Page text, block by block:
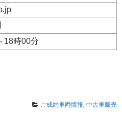
18時00分
ご成約車両情報 中古車販売